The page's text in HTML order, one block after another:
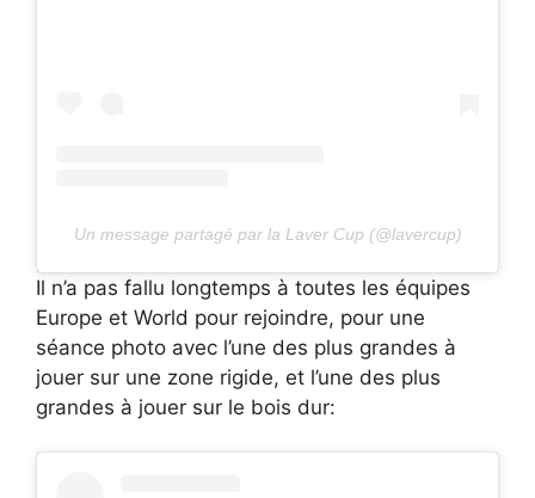
Un message partagé par la Laver Cup (@lavercup)
Il n’a pas fallu longtemps à toutes les équipes
Europe et World pour rejoindre, pour une
séance photo avec l’une des plus grandes à
jouer sur une zone rigide, et l’une des plus
grandes à jouer sur le bois dur: